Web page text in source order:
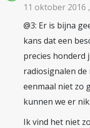
11 oktober 2016
@3: Er is bijna
kans dat een
precies honderd
radiosignalen
eenmaal niet zo
kunnen we er
Ik vind het niet